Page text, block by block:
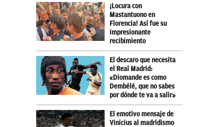
¡Locura con
Mastantuono en
Florencia! Así fue su
impresionante
recibimiento
El descaro que necesita
el Real Madrid:
«Diomande es como
Dembélé, que no sabes
por dónde te va a salir»
El emotivo mensaje de
Vinicius al madridismo